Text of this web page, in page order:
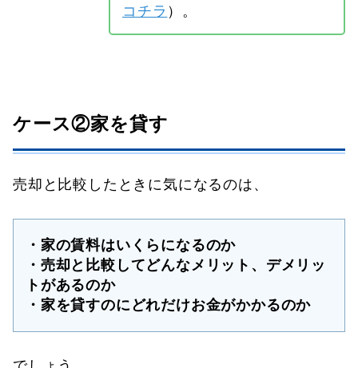
コチラ ） 。
ケース②家を貸す
売却と比較したときに気になるのは、
・家の賃料はいくらになるのか
・売却と比較してどんなメリット、デメリッ
トがあるのか
・家を貸すのにどれだけお金がかかるのか